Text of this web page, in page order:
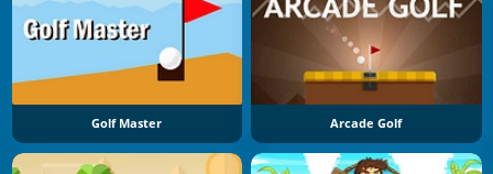
Golf Master Arcade Golf